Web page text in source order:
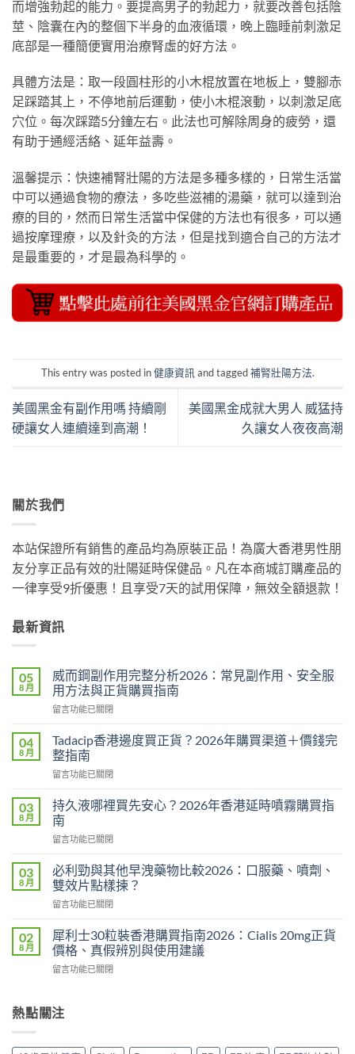
而增強勃起的能力。要提高男子的勃起力，就要改善包括陰
莖、陰囊在內的整個下半身的血液循環，晚上臨睡前刺激足
底部是一種簡便實用治療腎虛的好方法。
具體方法是：取一段圓柱形的小木棍放置在地板上，雙腳赤
足踩踏其上，不停地前后運動，使小木棍滾動，以刺激足底
穴位。每次踩踏5分鐘左右。此法也可解除周身的疲勞，還
有助于通經活絡、延年益壽。
溫馨提示：快速補腎壯陽的方法是多種多樣的，日常生活當
中可以通過食物的療法，多吃些滋補的湯藥，就可以達到治
療的目的，然而日常生活當中保健的方法也有很多，可以通
過按摩理療，以及針灸的方法，但是找到適合自己的方法才
是最重要的，才是最為科學的。
This entry was posted in健康資訊 and tagged補腎壯陽方法.
美國黑金有副作用嗎 持續剛
硬讓女人連續達到高潮！
美國黑金成就大男人 威猛持
久讓女人夜夜高潮
關於我們
本站保證所有銷售的產品均為原裝正品！為廣大香港男性朋
友分享正品有效的壯陽延時保健品。凡在本商城訂購產品的
一律享受9折優惠！且享受7天的試用保障，無效全額退款！
最新資訊
05
8 月
威而鋼副作用完整分析2026：常見副作用、安全服
用方法與正貨購買指南
在
而
鋼
副
作
完
整
分
析
常
見
作
安
全
服
法
與
貨
留言功能已關閉
04
8 月
Tadacip香港邊度買正貨？2026年購買渠道＋價錢完
整指南
在
香
港
邊
度
正
貨？
2026
年
買
渠
＋
完
留言功能已關閉
03
8 月
持久液哪裡買先安心？2026年香港延時噴霧購買指
南
在
久
液
哪
裡
先
安
心？
2026
港
留言功能已關閉
03
8 月
必利勁與其他早洩藥物比較2026：口服藥、噴劑、
雙效片點樣揀？
在
利
勁
與
其
洩
比
留言功能已關閉
02
8 月
犀利士30粒裝香港購買指南2026：Cialis 20mg正貨
價格、真假辨別與使用建議
在
士
30
裝
留言功能已關閉
熱點關注